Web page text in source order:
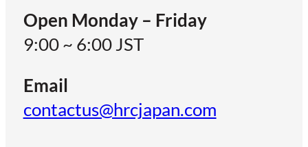
Open Monday – Friday
9:00 ~ 6:00 JST
Email
contactus@hrcjapan.com